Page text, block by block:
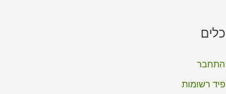
כלים
התחבר
פיד רשומות